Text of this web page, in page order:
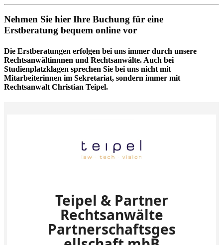
Nehmen Sie hier Ihre Buchung für eine
Erstberatung bequem online vor
Die Erstberatungen erfolgen bei uns immer durch unsere
Rechtsanwältinnnen und Rechtsanwälte. Auch bei
Studienplatzklagen sprechen Sie bei uns nicht mit
Mitarbeiterinnen im Sekretariat, sondern immer mit
Rechtsanwalt Christian Teipel.